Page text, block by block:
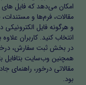
امکان می‌دهد که فایل های
مقالات، فرم‌ها و مستندات،
و هرگونه فایل
انتخاب کنید. کاربران
در بخش ثبت سفارش،
همچنین وب‌سایت بتافایل
مقالاتی درخور، راهنمای
بود.